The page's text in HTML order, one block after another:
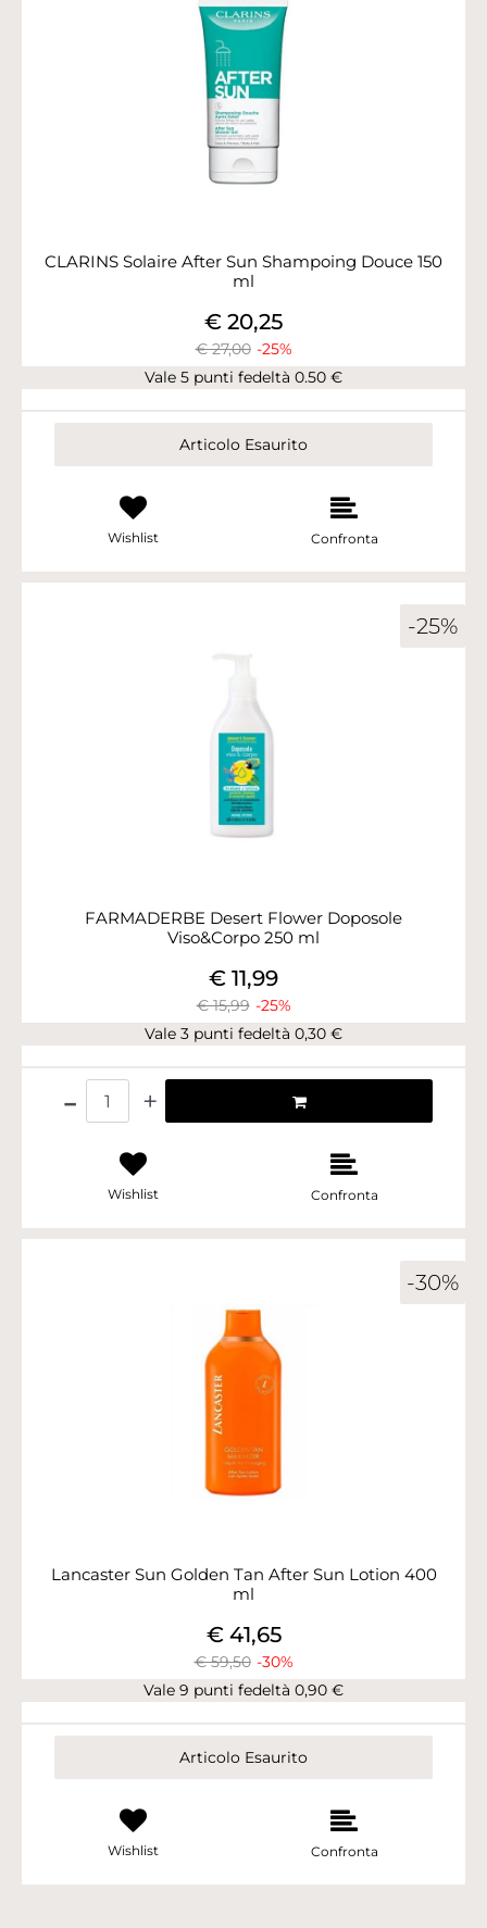
CLARINS Solaire After Sun Shampoing Douce 150
ml
€ 27,00 -25%
€ 20,25
Vale 5 punti fedeltà 0.50 €
Articolo Esaurito
Wishlist Confronta
-25%
FARMADERBE Desert Flower Doposole
Viso&Corpo 250 ml
€ 15,99 -25%
€ 11,99
Vale 3 punti fedeltà 0,30 €
Wishlist Confronta
-30%
Lancaster Sun Golden Tan After Sun Lotion 400
ml
€ 59,50 -30%
€ 41,65
Vale 9 punti fedeltà 0,90 €
Articolo Esaurito
Wishlist Confronta